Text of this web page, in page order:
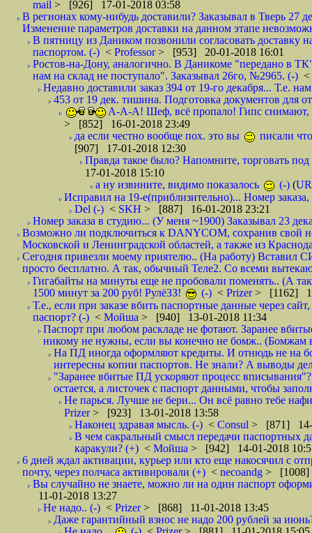
mail > [926] 17-01-2018 03:58
В регионах кому-нибудь доставили? Заказывал в Тверь 27
Изменение параметров доставки на данном этапе
В пятницу из Даником позвонили согласовать доставку
паспортом. (-) < Professor> [953] 20-01-2018 16:01
Ростов-на-Дону, аналогично. В Даникоме "передано в
нам на склад не поступало". Заказывал 26го, №2965. (-) <
Недавно доставили заказ 394 от 19-го декабря... Т.е.
453 от 19 дек. тишина. Подготовка документов для
А-А-А! Шеф, всё пропало! Гипс снимают,
> [852] 16-01-2018 23:49
да если честно вообще пох. это вы
писали
[907] 17-01-2018 12:30
Правда такое было? Напомните, торговать
17-01-2018 15:10
а ну извините, видимо показалось
(-) (
Исправил на 19-е(приблизительно)... Номер
Del (-) < SKH > [887] 16-01-2018 23:21
Номер заказа в студию... (У меня ~1900) Заказывал 23
Возможно ли подключиться к DANYCOM, сохранив свой
Московской и Ленинградской областей, а также из
Сегодня привезли моему приятелю.. (На работу) Вставил
просто бесплатно. А так, обычный Теле2. Со всеми
Гигабайты на минуты еще не пробовали поменять.. (А
1500 минут за 200 руб! РулёЗЗ!
(-) < Prizer> [1162]
Т.е., если при заказе вбить паспортные данные через
паспорт? (-) < Мойша > [940] 13-01-2018 11:34
Паспорт при любом раскладе не фотают. Заранее
никому не нужны, если вы конечно не бомж.. (Бомжам
На ПД иногда оформляют кредиты. И отнюдь не на
интересны копии паспортов. Не знали? А выводы
"Заранее вбитые ПД ускоряют процесс
остается, а листочек с паспорт данными, чтобы
Не парься. Лучше не бери... Он всё равно тебе
Prizer> [923] 13-01-2018 13:58
Наконец здравая мысль. (-) < Consul > [871] 14-
В чем сакральный смысл передачи паспортных
каракули? (+) < Мойша > [942] 14-01-2018
6 дней ждал активации, курьер или кто еще накосячил с
почту, через полчаса активировали (+) < necoandg > [1008]
Вы случайно не знаете, можно ли на один паспорт
11-01-2018 13:27
Не надо.. (-) < Prizer> [868] 11-01-2018 13:45
Даже гарантийный взнос не надо 200 рублей за